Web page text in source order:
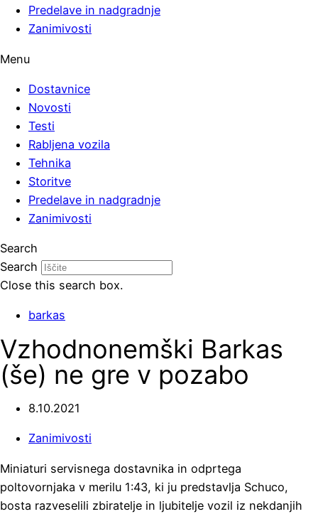
Predelave in nadgradnje
Zanimivosti
Menu
Dostavnice
Novosti
Testi
Rabljena vozila
Tehnika
Storitve
Predelave in nadgradnje
Zanimivosti
Search
Search
Close this search box.
barkas
Vzhodnonemški Barkas
(še) ne gre v pozabo
8.10.2021
Zanimivosti
Miniaturi servisnega dostavnika in odprtega
poltovornjaka v merilu 1:43, ki ju predstavlja Schuco,
bosta razveselili zbiratelje in ljubitelje vozil iz nekdanjih